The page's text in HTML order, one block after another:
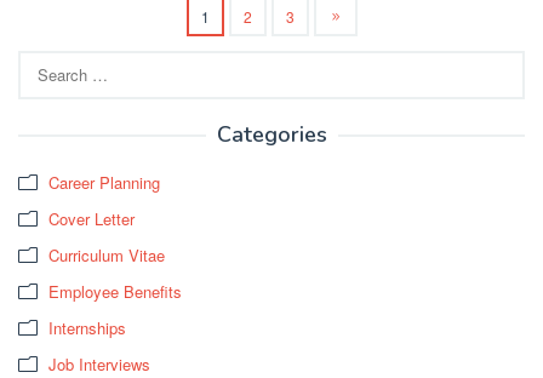
1 2 3
for:
Categories
Career Planning
Cover Letter
Curriculum Vitae
Employee Benefits
Internships
Job Interviews